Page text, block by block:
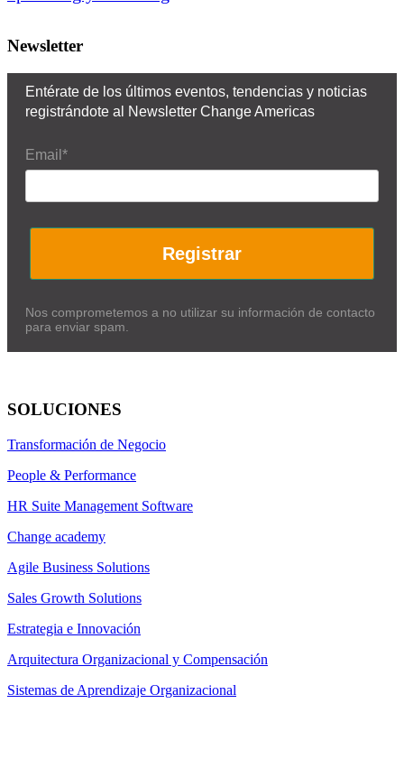
Newsletter
Entérate de los últimos eventos, tendencias y noticias
registrándote al Newsletter Change Americas
Email*
Registrar
Nos comprometemos a no utilizar su información de contacto
para enviar spam.
SOLUCIONES
Transformación de Negocio
People & Performance
HR Suite Management Software
Change academy
Agile Business Solutions
Sales Growth Solutions
Estrategia e Innovación
Arquitectura Organizacional y Compensación
Sistemas de Aprendizaje Organizacional